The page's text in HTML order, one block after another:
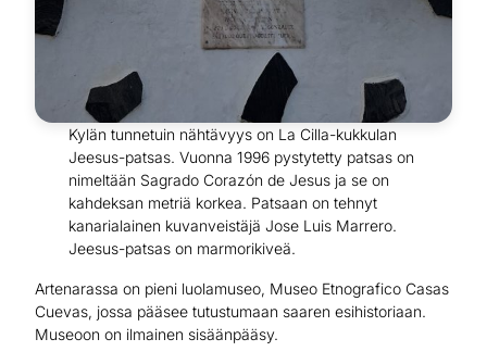
Kylän tunnetuin nähtävyys on La Cilla-kukkulan
Jeesus-patsas. Vuonna 1996 pystytetty patsas on
nimeltään Sagrado Corazón de Jesus ja se on
kahdeksan metriä korkea. Patsaan on tehnyt
kanarialainen kuvanveistäjä Jose Luis Marrero.
Jeesus-patsas on marmorikiveä.
Artenarassa on pieni luolamuseo, Museo Etnografico Casas
Cuevas, jossa pääsee tutustumaan saaren esihistoriaan.
Museoon on ilmainen sisäänpääsy.